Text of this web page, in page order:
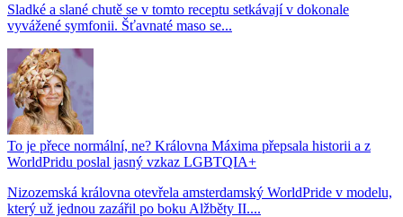
Sladké a slané chutě se v tomto receptu setkávají v dokonale
vyvážené symfonii. Šťavnaté maso se...
To je přece normální, ne? Královna Máxima přepsala historii a z
WorldPridu poslal jasný vzkaz LGBTQIA+
Nizozemská královna otevřela amsterdamský WorldPride v modelu,
který už jednou zazářil po boku Alžběty II....